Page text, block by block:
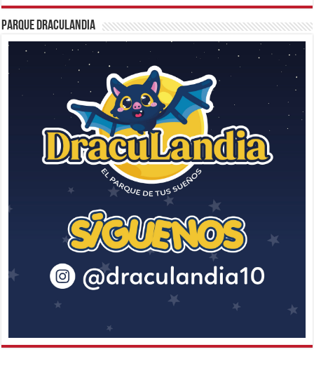
Parque Draculandia